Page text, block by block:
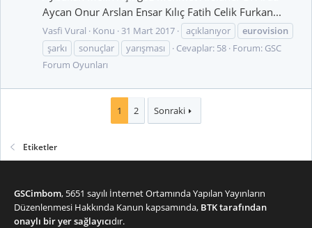
Aycan Onur Arslan Ensar Kılıç Fatih Celik Furkan...
Vasfi Vural Konu 31 Mart 2017 açıklanıyor
eurovision
şarkı
sonuçlar yarışması Cevaplar: 58 Forum: GSC
Forum Oyunları
1 2 Sonraki
Etiketler
GSCimbom, 5651 sayılı İnternet Ortamında Yapılan Yayınların
Düzenlenmesi Hakkında Kanun kapsamında, BTK tarafından
onaylı bir yer sağlayıcıdır.